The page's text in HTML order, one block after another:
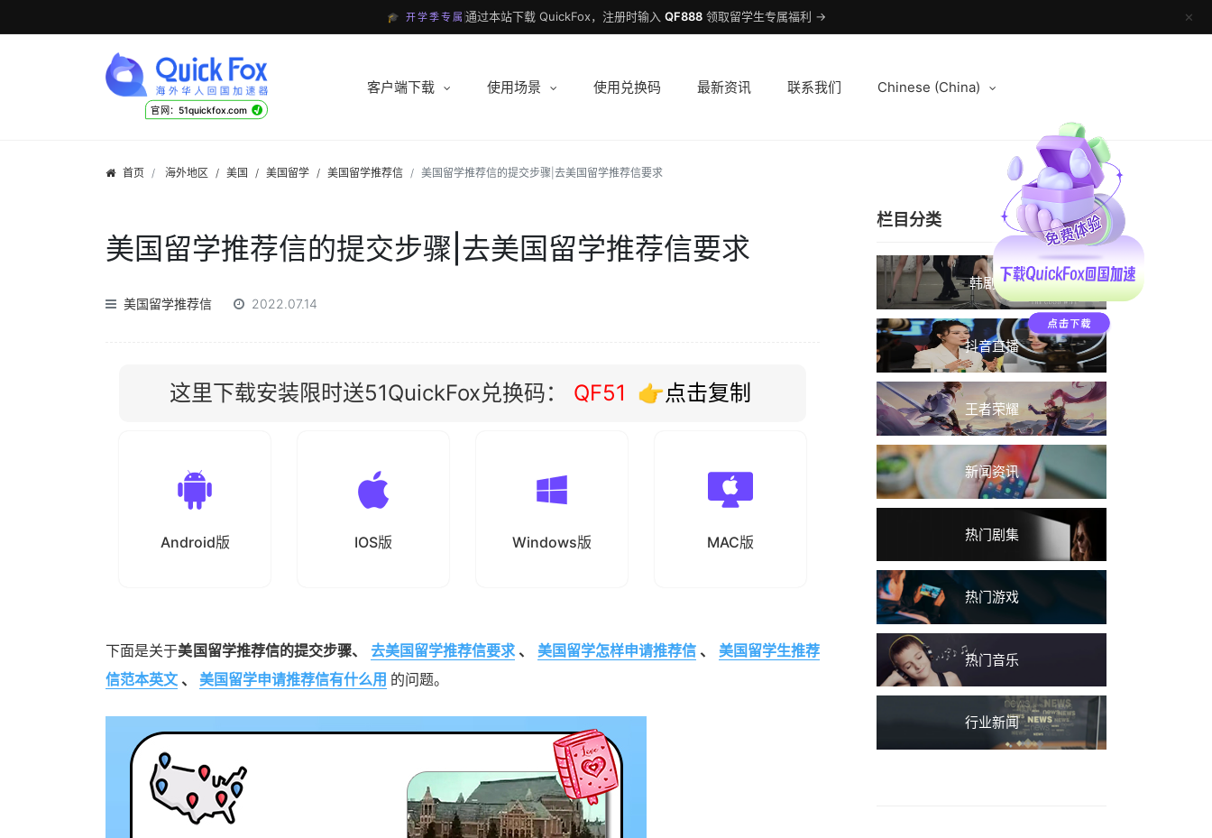
🎓 开学季专属 通过本站下载 QuickFox，注册时输入 QF888领取留学生专属福利 → ✕
官网：51quickfox.com √
客户端下载 使用场景 使用兑换码 最新资讯 联系我们 Chinese (China)
首页 海外地区 / 美国 / 美国留学 / 美国留学推荐信 美国留学推荐信的提交步骤|去美国留学推荐信要求
美国留学推荐信的提交步骤|去美国留学推荐信要求
美国留学推荐信 2022.07.14
这里下载安装限时送51QuickFox兑换码： QF51 👉点击复制
Android版 IOS版 Windows版 MAC版
下面是关于美国留学推荐信的提交步骤、 去美国留学推荐信要求 、 美国留学怎样申请推荐信 、
美国留学生推荐
信范本英文 、 美国留学申请推荐信有什么用 的问题。
栏目分类
韩剧TV
抖音直播
王者荣耀
新闻资讯
热门剧集
热门游戏
热门音乐
行业新闻